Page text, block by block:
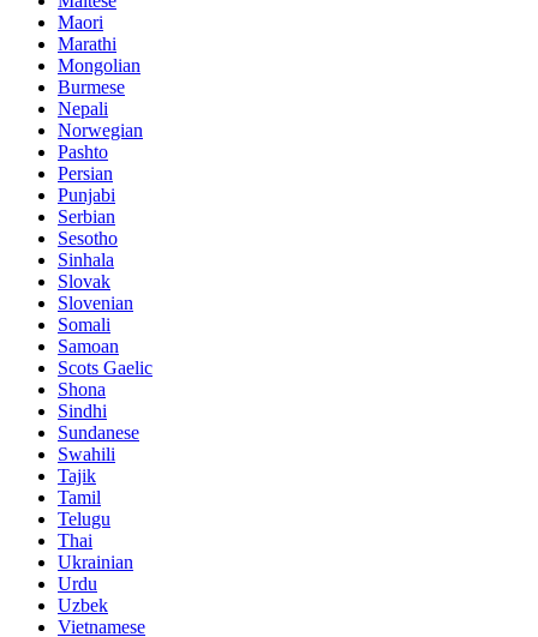
Maori
Marathi
Mongolian
Burmese
Nepali
Norwegian
Pashto
Persian
Punjabi
Serbian
Sesotho
Sinhala
Slovak
Slovenian
Somali
Samoan
Scots Gaelic
Shona
Sindhi
Sundanese
Swahili
Tajik
Tamil
Telugu
Thai
Ukrainian
Urdu
Uzbek
Vietnamese